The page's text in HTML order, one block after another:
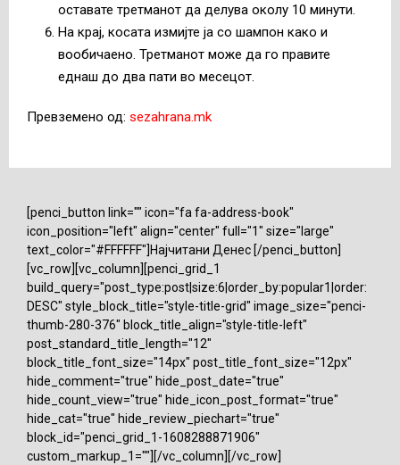
оставате третманот да делува околу 10 минути.
На крај, косата измијте ја со шампон како и
вообичаено. Третманот може да го правите
еднаш до два пати во месецот.
Превземено од: sezahrana.mk
[penci_button link="" icon="fa fa-address-book"
icon_position="left" align="center" full="1" size="large"
text_color="#FFFFFF"]Најчитани Денес [/penci_button]
[vc_row][vc_column][penci_grid_1
build_query="post_type:post|size:6|order_by:popular1|order:
DESC" style_block_title="style-title-grid" image_size="penci-
thumb-280-376" block_title_align="style-title-left"
post_standard_title_length="12"
block_title_font_size="14px" post_title_font_size="12px"
hide_comment="true" hide_post_date="true"
hide_count_view="true" hide_icon_post_format="true"
hide_cat="true" hide_review_piechart="true"
block_id="penci_grid_1-1608288871906"
custom_markup_1=""][/vc_column][/vc_row]